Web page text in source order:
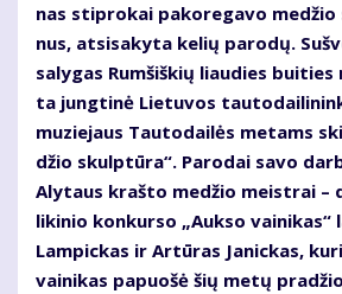
nas stip­ro­kai pa­ko­re­ga­vo
nus, at­si­sa­ky­ta ke­lių pa­ro­dų.
sa­ly­gas Rum­šiš­kių liau­dies
ta jung­ti­nė Lie­tu­vos
mu­zie­jaus Tau­to­dai­lės me­tams
džio skulp­tū­ra“. Pa­ro­dai sa­vo
Aly­taus kraš­to me­džio meist­rai
li­ki­nio kon­kur­so „Auk­so vai­ni­kas“
Lam­pic­kas ir Ar­tū­ras Ja­nic­kas,
vai­ni­kas pa­puo­šė šių me­tų